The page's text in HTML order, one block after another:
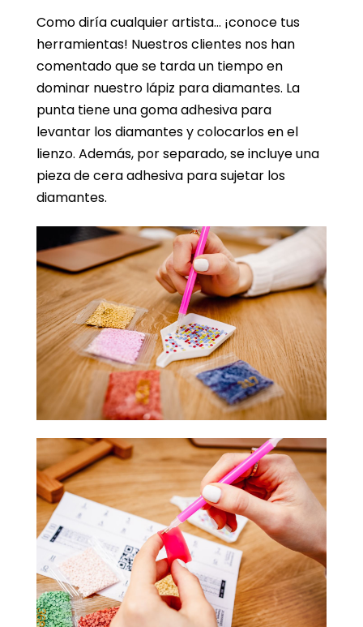
Como diría cualquier artista… ¡conoce tus
herramientas! Nuestros clientes nos han
comentado que se tarda un tiempo en
dominar nuestro lápiz para diamantes. La
punta tiene una goma adhesiva para
levantar los diamantes y colocarlos en el
lienzo. Además, por separado, se incluye una
pieza de cera adhesiva para sujetar los
diamantes.